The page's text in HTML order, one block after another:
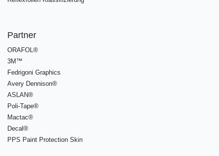
Partner
ORAFOL®
3M™
Fedrigoni Graphics
Avery Dennison®
ASLAN®
Poli-Tape®
Mactac®
Decal®
PPS Paint Protection Skin